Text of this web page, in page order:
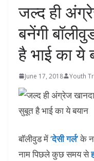
जल्‍द ही
बनेंगी
है भाई का ये
June 17, 2018 Youth
बॉलीवुड में‘देसी गर्ल’के
नाम पिछले कुछ समय से